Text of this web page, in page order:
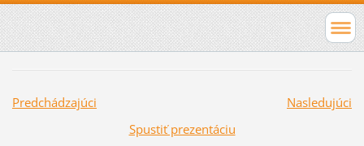
Predchádzajúci
Nasledujúci
Spustiť prezentáciu